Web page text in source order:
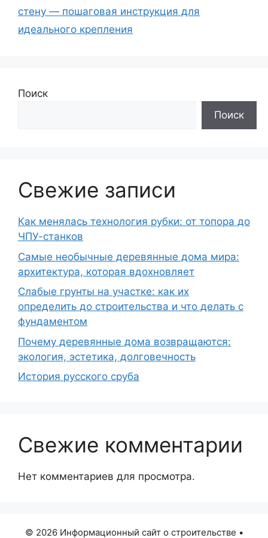
стену — пошаговая инструкция для
идеального крепления
Поиск
Поиск
Свежие записи
Как менялась технология рубки: от топора до
ЧПУ-станков
Самые необычные деревянные дома мира:
архитектура, которая вдохновляет
Слабые грунты на участке: как их
определить до строительства и что делать с
фундаментом
Почему деревянные дома возвращаются:
экология, эстетика, долговечность
История русского сруба
Свежие комментарии
Нет комментариев для просмотра.
© 2026 Информационный сайт о строительстве •